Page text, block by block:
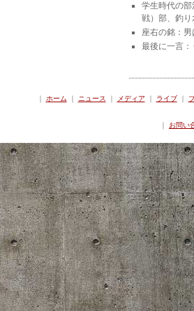
学生時代の
戦）部、釣り
座右の銘：
最後に一言
｜ ホーム ｜ ニュース ｜ メディア ｜ ライブ｜
｜ お問い